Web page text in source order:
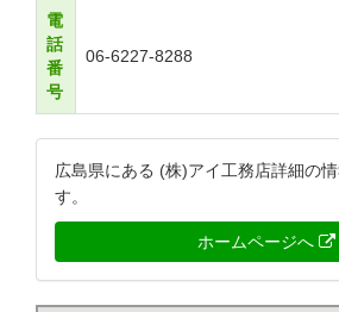
電
話
番
号
06-6227-8288
広島県にある (株)アイ工務店詳細の
す。
ホームページへ